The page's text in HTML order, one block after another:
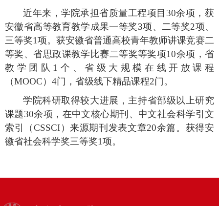
近年来，学院承担省质量工程项目 30余项，获
安徽省高等教育教学成果一等奖3项、二等奖2项、
三等奖1项。获安徽省普通高校青年教师讲课竞赛二
等奖、省思政课教学比赛二等奖等奖项10余项，省
教学团队1个、省级大规模在线开放课程
（MOOC）4门，省级线下精品课程2门。
学院科研取得较大进展，主持省部级以上研究
课题30余项，在中文核心期刊、中文社会科学引文
索引（CSSCI）来源期刊发表文章20余篇。获得安
徽省社会科学奖三等奖1项。